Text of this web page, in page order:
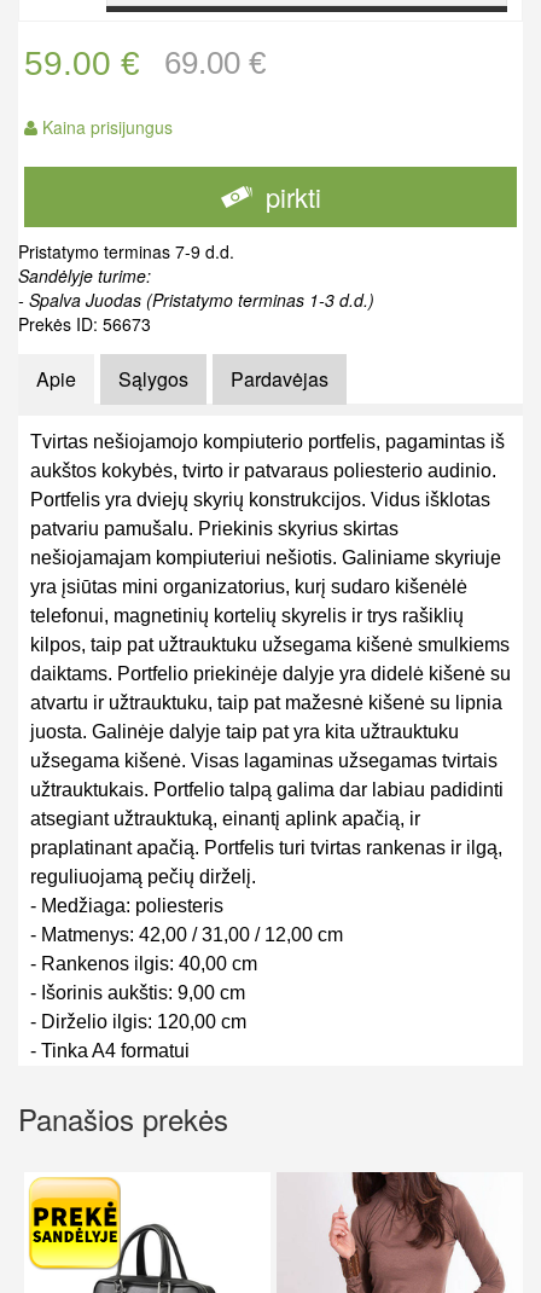
59.00 €
Kaina prisijungus
69.00 €
pirkti
Pristatymo terminas 7-9 d.d.
Sandėlyje turime:
- Spalva Juodas (Pristatymo terminas 1-3 d.d.)
Prekės ID: 56673
Apie Sąlygos Pardavėjas
Tvirtas nešiojamojo kompiuterio portfelis, pagamintas iš
aukštos kokybės, tvirto ir patvaraus poliesterio audinio.
Portfelis yra dviejų skyrių konstrukcijos. Vidus išklotas
patvariu pamušalu. Priekinis skyrius skirtas
nešiojamajam kompiuteriui nešiotis. Galiniame skyriuje
yra įsiūtas mini organizatorius, kurį sudaro kišenėlė
telefonui, magnetinių kortelių skyrelis ir trys rašiklių
kilpos, taip pat užtrauktuku užsegama kišenė smulkiems
daiktams. Portfelio priekinėje dalyje yra didelė kišenė su
atvartu ir užtrauktuku, taip pat mažesnė kišenė su lipnia
juosta. Galinėje dalyje taip pat yra kita užtrauktuku
užsegama kišenė. Visas lagaminas užsegamas tvirtais
užtrauktukais. Portfelio talpą galima dar labiau padidinti
atsegiant užtrauktuką, einantį aplink apačią, ir
praplatinant apačią. Portfelis turi tvirtas rankenas ir ilgą,
reguliuojamą pečių dirželį.
- Medžiaga: poliesteris
- Matmenys: 42,00 / 31,00 / 12,00 cm
- Rankenos ilgis: 40,00 cm
- Išorinis aukštis: 9,00 cm
- Dirželio ilgis: 120,00 cm
- Tinka A4 formatui
Panašios prekės